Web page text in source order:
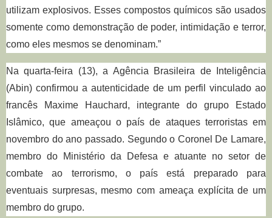
utilizam explosivos. Esses compostos químicos são usados
somente como demonstração de poder, intimidação e terror,
como eles mesmos se denominam.”
Na quarta-feira (13), a Agência Brasileira de Inteligência
(Abin) confirmou a autenticidade de um perfil vinculado ao
francês Maxime Hauchard, integrante do grupo Estado
Islâmico, que ameaçou o país de ataques terroristas em
novembro do ano passado. Segundo o Coronel De Lamare,
membro do Ministério da Defesa e atuante no setor de
combate ao terrorismo, o país está preparado para
eventuais surpresas, mesmo com ameaça explícita de um
membro do grupo.